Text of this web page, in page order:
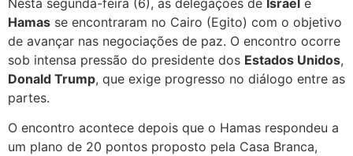
Nesta segunda-feira (6), as delegações de Israel e
Hamas se encontraram no Cairo (Egito) com o objetivo
de avançar nas negociações de paz. O encontro ocorre
sob intensa pressão do presidente dos Estados Unidos,
Donald Trump, que exige progresso no diálogo entre as
partes.
O encontro acontece depois que o Hamas respondeu a
um plano de 20 pontos proposto pela Casa Branca,